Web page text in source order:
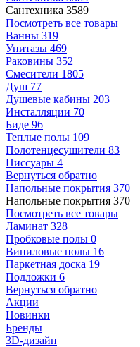
Сантехника 3589
Посмотреть все товары
Ванны 319
Унитазы 469
Раковины 352
Смесители 1805
Душ 77
Душевые кабины 203
Инсталляции 70
Биде 96
Теплые полы 109
Полотенцесушители 83
Писсуары 4
Вернуться обратно
Напольные покрытия 370
Напольные покрытия 370
Посмотреть все товары
Ламинат 328
Пробковые полы 0
Виниловые полы 16
Паркетная доска 19
Подложки 6
Вернуться обратно
Акции
Новинки
Бренды
3D-дизайн